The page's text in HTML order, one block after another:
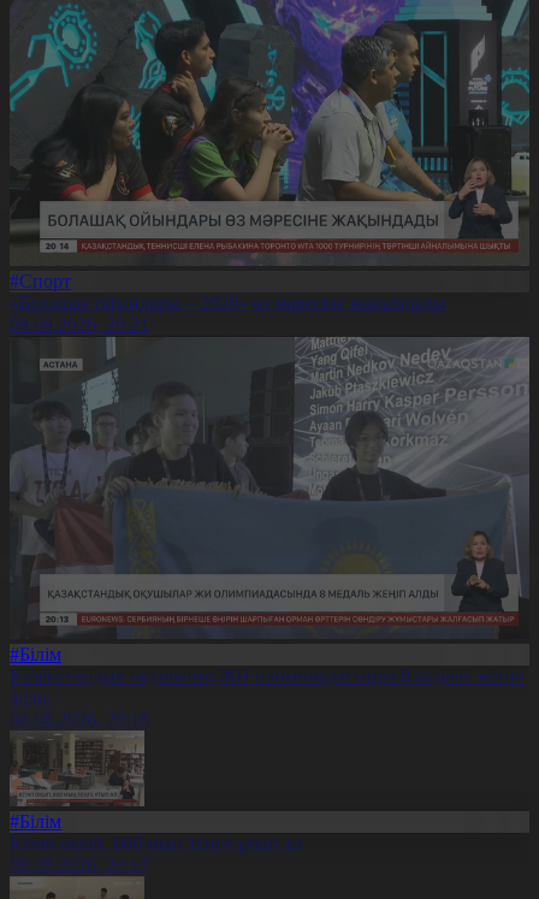
#Спорт
«Болашақ ойындары – 2026» өз мәресіне жақындады
08.08.2026, 20:21
#Білім
Қазақстандық оқушылар ЖИ олимпиадасында 8 медаль жеңіп
алды
08.08.2026, 20:18
#Білім
Кітап оқып, 600 мың теңге ұтып ал
08.08.2026, 20:17